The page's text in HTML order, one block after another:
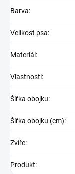
Barva:
Velikost psa:
Materiál :
Vlastnosti:
Šířka obojku:
Šířka obojku (cm):
Zvíře:
Produkt: